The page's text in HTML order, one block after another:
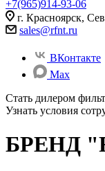
+7(965)914-93-06
г. Красноярск,
sales@rfnt.ru
ВКонтакте
Max
Стать дилером
Узнать условия
БРЕНД